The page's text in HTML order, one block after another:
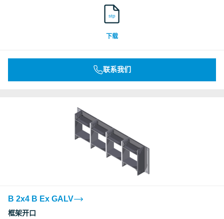
stp
下载
联系我们
B 2x4 B Ex GALV
框架开口